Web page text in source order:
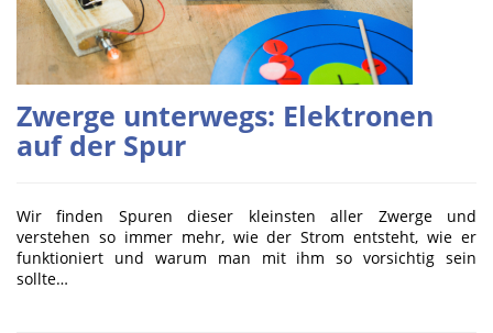
Zwerge unterwegs: Elektronen
auf der Spur
Wir finden Spuren dieser kleinsten aller Zwerge und
verstehen so immer mehr, wie der Strom entsteht, wie er
funktioniert und warum man mit ihm so vorsichtig sein
sollte…